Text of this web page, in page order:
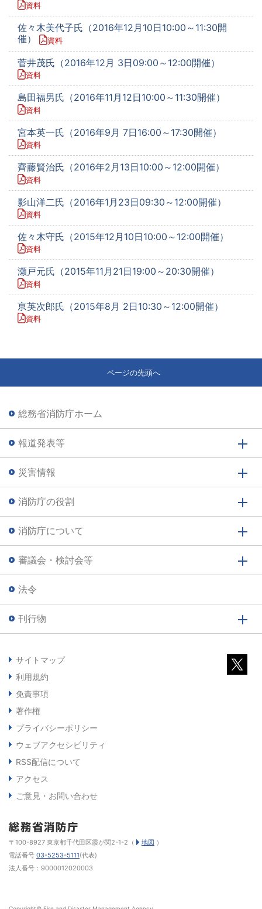
資料
佐々木美代子氏（2016年12月10日10:00～11:30開
催）
資料
菅井茂氏（2016年12月 3日09:00～12:00開催）
資料
島田福男氏（2016年11月12日10:00～11:30開催）
資料
宮本英一氏（2016年9月 7日16:00～17:30開催）
資料
齊藤賢治氏（2016年2月13日10:00～12:00開催）
資料
影山洋二氏（2016年1月23日09:30～12:00開催）
資料
佐々木守氏（2015年12月10日10:00～12:00開催）
資料
瀬戸元氏（2015年11月21日19:00～20:30開催）
資料
亰英次郎氏（2015年8月 2日10:30～12:00開催）
資料
ページの先頭へ
総務省消防庁ホーム
報道発表等
災害情報
消防庁の役割
消防庁について
審議会・検討会等
法令
刊行物
サイトマップ
利用規約
免責事項
著作権
プライバシーポリシー
ウェブアクセシビリティ
RSS配信について
アクセス
ご意見・お問い合わせ
〒100-8927 東京都千代田区霞が関2-1-2（ 地図 ）
電話番号 03-5253-5111(代表)
法人番号：9000012020003